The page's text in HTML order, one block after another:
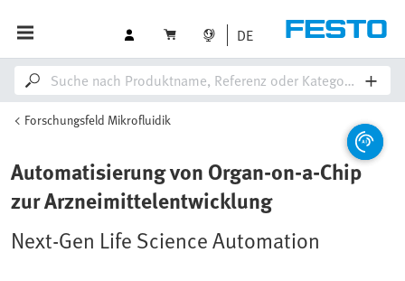
DE
Forschungsfeld Mikrofluidik
Automatisierung von Organ‑on‑a‑Chip
zur Arzneimittelentwicklung
Next-Gen Life Science Automation